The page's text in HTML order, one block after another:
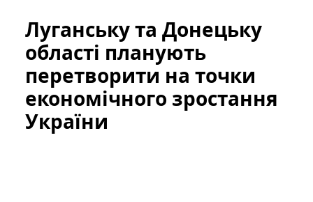
Луганську та Донецьку
області планують
перетворити на точки
економічного зростання
України